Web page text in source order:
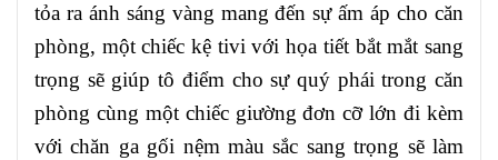
tỏa ra ánh sáng vàng mang đến sự ấm áp cho căn
phòng, một chiếc kệ tivi với họa tiết bắt mắt sang
trọng sẽ giúp tô điểm cho sự quý phái trong căn
phòng cùng một chiếc giường đơn cỡ lớn đi kèm
với chăn ga gối nệm màu sắc sang trọng sẽ làm